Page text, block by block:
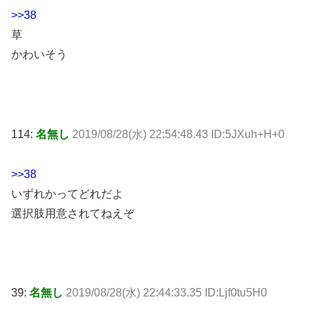
>>38
草
かわいそう
114: 名無し 2019/08/28(水) 22:54:48.43 ID:5JXuh+H+0
>>38
いずれかってどれだよ
選択肢用意されてねえぞ
39: 名無し 2019/08/28(水) 22:44:33.35 ID:Ljf0tu5H0